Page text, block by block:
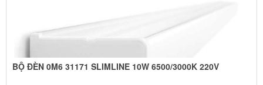
BỘ ĐÈN 0M6 31171 SLIMLINE 10W 6500/3000K 220V